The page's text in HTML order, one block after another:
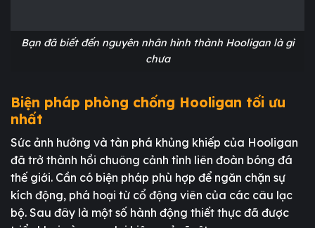
Bạn đã biết đến nguyên nhân hình thành Hooligan là gì
chưa
Biện pháp phòng chống Hooligan tối ưu
nhất
Sức ảnh hưởng và tàn phá khủng khiếp của Hooligan
đã trở thành hồi chuông cảnh tỉnh liên đoàn bóng đá
thế giới. Cần có biện pháp phù hợp để ngăn chặn sự
kích động, phá hoại từ cổ động viên của các câu lạc
bộ. Sau đây là một số hành động thiết thực đã được